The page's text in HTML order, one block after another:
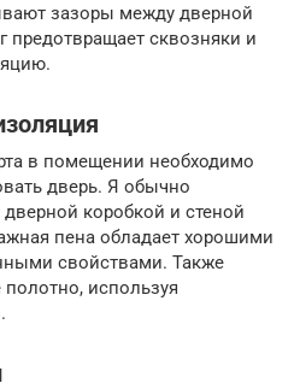
зазоры между дверной
предотвращает сквозняки и
в помещении необходимо
дверь. Я обычно
коробкой и стеной
пена обладает хорошими
свойствами. Также
используя